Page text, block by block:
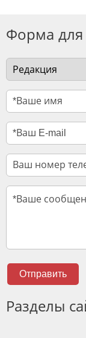
Форма для
Отправить
Разделы